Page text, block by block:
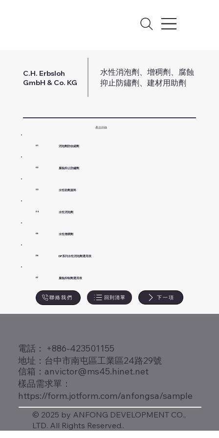
C.H. Erbsloh
GmbH & Co. KG
水性消泡劑、增稠劑、腐蝕
抑止防鏽劑、建材用助劑
產品目錄
01 消泡劑防收縮劑
02 腐蝕抑止防鏽劑
03 水性助劑資料
04 水性消泡劑
05 水性增稠劑
06 DF系列水性消泡劑選用表
07 腐蝕抑制劑選用表
聯絡我們 回到清單 下一項
​電話： +886-423501155
地址：台中市南屯區工業區24路29號
信箱： anvictor@ms45.hinet.net
樣品需求單：
https://form.jotform.com/anfongsa/sample
© 2025 by ANFONG DEVELOPMENT CO.,
LTD. All Rights Reserved..